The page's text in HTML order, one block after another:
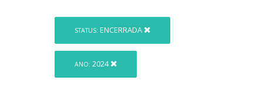
STATUS: ENCERRADA
ANO: 2024